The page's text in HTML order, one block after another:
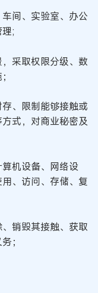
间、实验室、办公
;
采取权限分级、数
、限制能够接触或
式，对商业秘密及
算机设备、网络设
、访问、存储、复
销毁其接触、获取
；